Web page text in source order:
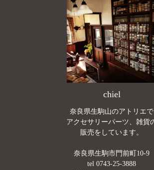
chiel
奈良県生駒山のアトリエで
アクセサリーパーツ、雑貨
販売をしています。
奈良県生駒市門前町10-9
tel 0743-25-3888